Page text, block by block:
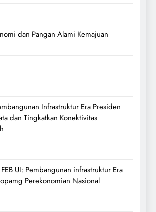
dan Pangan Alami Kemajuan
Infrastruktur Era Presiden
dan Tingkatkan Konektivitas
UI: Pembangunan infrastruktur Era
Perekonomian Nasional